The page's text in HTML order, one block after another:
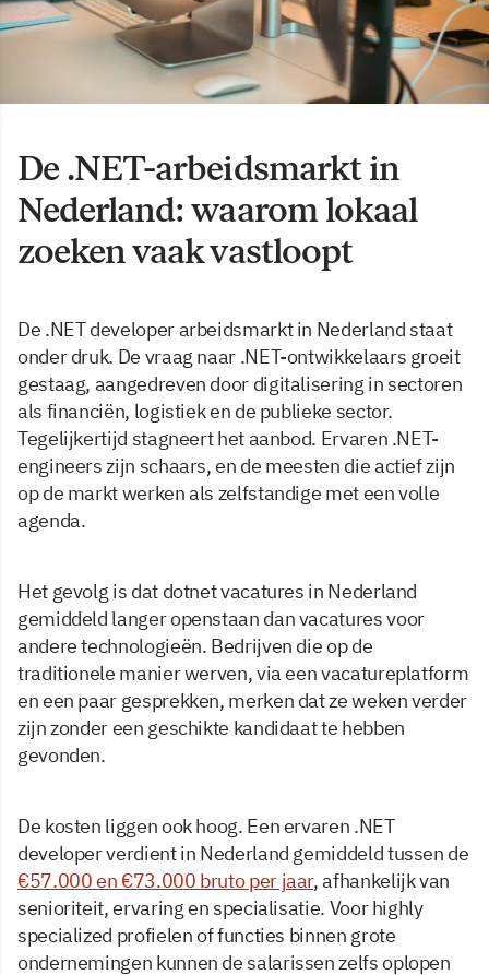
De .NET-arbeidsmarkt in
Nederland: waarom lokaal
zoeken vaak vastloopt
De .NET developer arbeidsmarkt in Nederland staat
onder druk. De vraag naar .NET-ontwikkelaars groeit
gestaag, aangedreven door digitalisering in sectoren
als financiën, logistiek en de publieke sector.
Tegelijkertijd stagneert het aanbod. Ervaren .NET-
engineers zijn schaars, en de meesten die actief zijn
op de markt werken als zelfstandige met een volle
agenda.
Het gevolg is dat dotnet vacatures in Nederland
gemiddeld langer openstaan dan vacatures voor
andere technologieën. Bedrijven die op de
traditionele manier werven, via een vacatureplatform
en een paar gesprekken, merken dat ze weken verder
zijn zonder een geschikte kandidaat te hebben
gevonden.
De kosten liggen ook hoog. Een ervaren .NET
developer verdient in Nederland gemiddeld tussen de
€57.000 en €73.000 bruto per jaar, afhankelijk van
senioriteit, ervaring en specialisatie. Voor highly
specialized profielen of functies binnen grote
ondernemingen kunnen de salarissen zelfs oplopen